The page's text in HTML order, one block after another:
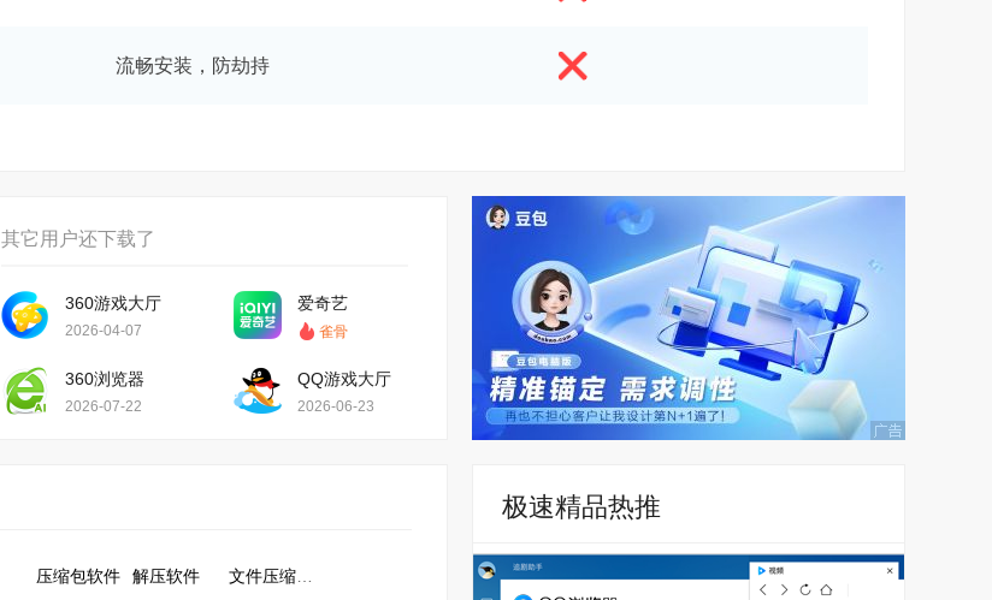
流畅安装，防劫持
其它用户还下载了
360游戏大厅
2026-04-07
爱奇艺
雀骨
360浏览器
2026-07-22
QQ游戏大厅
2026-06-23
压缩包软件 解压软件
极速精品热推